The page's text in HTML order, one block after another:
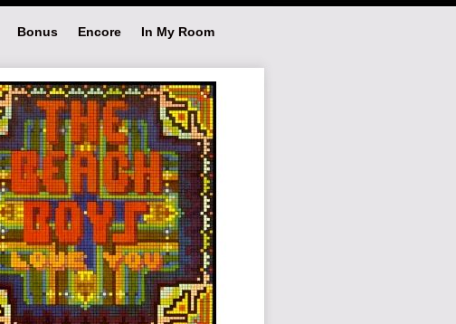
Bonus Encore In My Room